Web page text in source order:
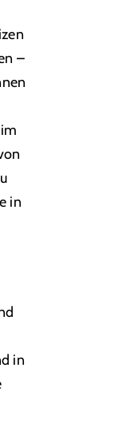
–
in
in